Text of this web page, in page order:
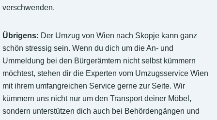
verschwenden.
Übrigens: Der Umzug von Wien nach Skopje kann ganz
schön stressig sein. Wenn du dich um die An- und
Ummeldung bei den Bürgerämtern nicht selbst kümmern
möchtest, stehen dir die Experten vom Umzugsservice Wien
mit ihrem umfangreichen Service gerne zur Seite. Wir
kümmern uns nicht nur um den Transport deiner Möbel,
sondern unterstützen dich auch bei Behördengängen und